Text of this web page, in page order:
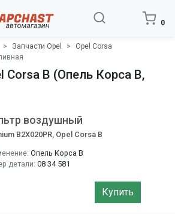
0
Запчасти Opel
Opel Corsa
Corsa B (Опель Корса B,
воздушный
B2X020PR, Opel Corsa B
Опель Корса B
детали: 08 34 581
Купить